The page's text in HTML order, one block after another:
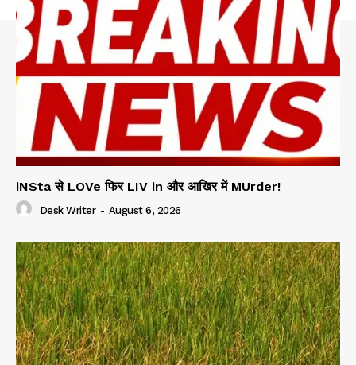
iNSta से LOVe फिर LIV in और आखिर में MUrder!
Desk Writer - August 6, 2026